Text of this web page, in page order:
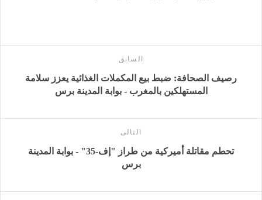
السابق
رصيف الصحافة: ضبط بيع المكملات الغذائية يعزز سلامة
المستهلكين بالمغرب - بوابة المدينة برس
التالى
تحطم مقاتلة أميركية من طراز "إف-35" - بوابة المدينة
برس